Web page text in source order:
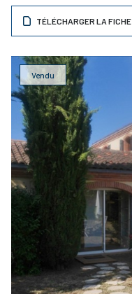
TÉLÉCHARGER LA FICHE
Vendu